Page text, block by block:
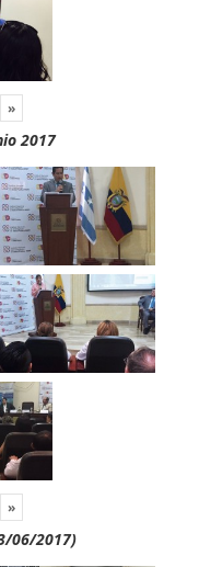
»
2017
»
06/2017)